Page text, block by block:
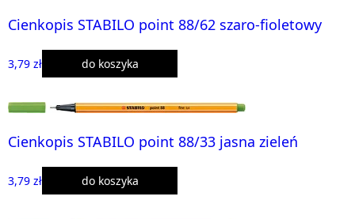
Cienkopis STABILO point 88/62 szaro-fioletowy
3,79 zł do koszyka
Cienkopis STABILO point 88/33 jasna zieleń
3,79 zł do koszyka